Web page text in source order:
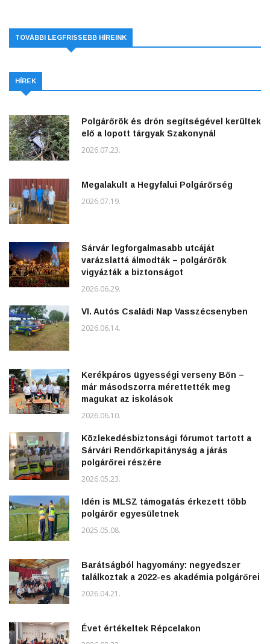
TOVÁBBI LEGFRISSEBB HÍREINK
HÍREK
Polgárőrök és drón segítségével kerültek
elő a lopott tárgyak Szakonynál
2026.07.23.
Megalakult a Hegyfalui Polgárőrség
2026.07.19.
Sárvár legforgalmasabb utcáját
varázslattá álmodták – polgárőrök
vigyázták a biztonságot
2026.06.29.
VI. Autós Családi Nap Vasszécsenyben
2026.06.14.
Kerékpáros ügyességi verseny Bőn –
már másodszorra mérettették meg
magukat az iskolások
2026.06.10.
Közlekedésbiztonsági fórumot tartott a
Sárvári Rendőrkapitányság a járás
polgárőrei részére
2026.05.23.
Idén is MLSZ támogatás érkezett több
polgárőr egyesületnek
2025.05.08.
Barátságból hagyomány: negyedszer
találkoztak a 2022-es akadémia polgárőrei
2026.04.21.
Évet értékeltek Répcelakon